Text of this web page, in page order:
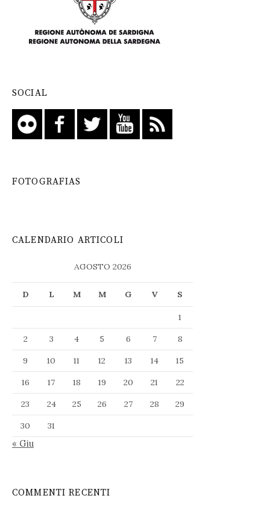
SOCIAL
FOTOGRAFIAS
CALENDARIO ARTICOLI
AGOSTO 2026
D L M M G V S
1
2
3 4 5 6 7
8
9
10 11 12 13 14
15
16
17 18 19 20 21
22
23
24 25 26 27 28
29
30
31
« Giu
COMMENTI RECENTI